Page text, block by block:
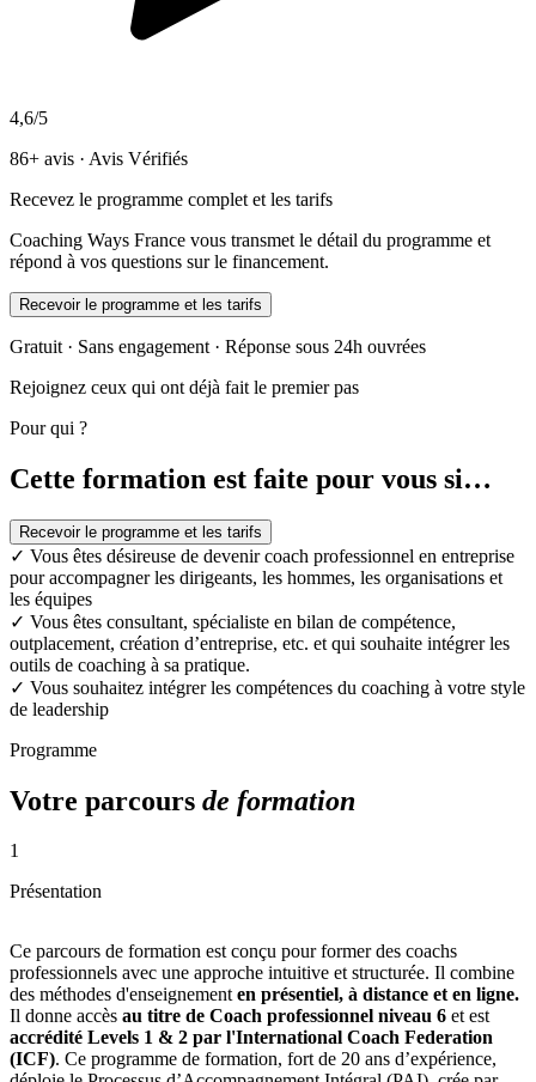
4,6/5
86+ avis · Avis Vérifiés
Recevez le programme complet et les tarifs
Coaching Ways France vous transmet le détail du programme et
répond à vos questions sur le financement.
Recevoir le programme et les tarifs
Gratuit · Sans engagement · Réponse sous 24h ouvrées
Rejoignez ceux qui ont déjà fait le premier pas
Pour qui ?
Cette formation est faite pour vous si…
Recevoir le programme et les tarifs
✓ Vous êtes désireuse de devenir coach professionnel en entreprise
pour accompagner les dirigeants, les hommes, les organisations et
les équipes
✓ Vous êtes consultant, spécialiste en bilan de compétence,
outplacement, création d’entreprise, etc. et qui souhaite intégrer les
outils de coaching à sa pratique.
✓ Vous souhaitez intégrer les compétences du coaching à votre style
de leadership
Programme
Votre parcours de formation
1
Présentation
Ce parcours de formation est conçu pour former des coachs
professionnels avec une approche intuitive et structurée. Il combine
des méthodes d'enseignementen présentiel, à distance et en ligne.
Il donne accès au titre de Coach professionnel niveau 6 et est
accrédité Levels 1 & 2 par l'International Coach Federation
(ICF). Ce programme de formation, fort de 20 ans d’expérience,